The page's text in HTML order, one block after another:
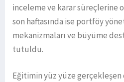
inceleme ve karar süreçlerine
son haftasında ise portföy
mekanizmaları ve büyüme
tutuldu.
Eğitimin yüz yüze gerçekleşen